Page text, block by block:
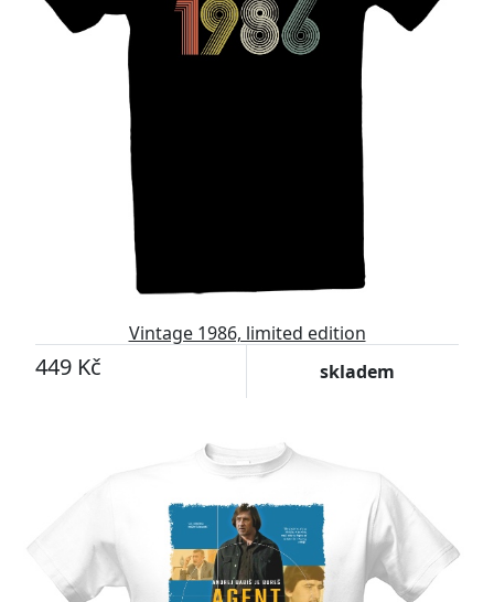
Vintage 1986, limited edition
449 Kč skladem